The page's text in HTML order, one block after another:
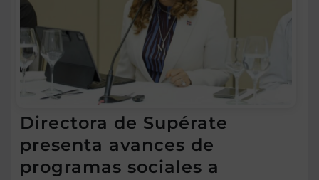
Directora de Supérate
presenta avances de
programas sociales a